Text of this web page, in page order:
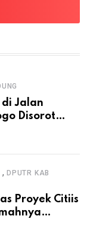
di Jalan
Disorot
Papan
,DPUTR KAB
Proyek Citiis